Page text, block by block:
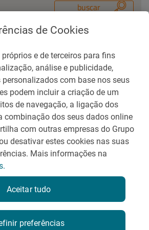
e Condições de Uso
Portal de privacidade
Contato
de Cookies
e de terceiros para fins
análise e publicidade,
com base nos seus
podem incluir a criação de um
de navegação, a ligação dos
combinação dos seus dados online
com outras empresas do Grupo
desativar estes cookies nas suas
Mais informações na
preferências
Aceitar tudo